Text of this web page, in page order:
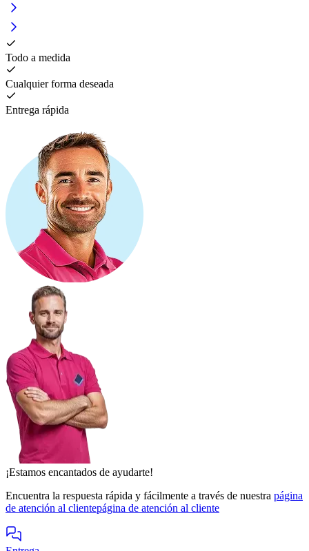
Todo a medida
Cualquier forma deseada
Entrega rápida
¡Estamos encantados de ayudarte!
Encuentra la respuesta rápida y fácilmente a través de nuestra página
de atención al clientepágina de atención al cliente